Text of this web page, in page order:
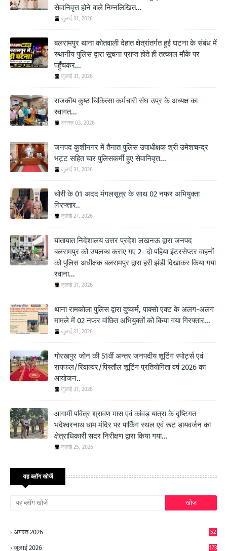
सेवानिवृत्त होने वाले निम्नलिखित...
जुलाई 31, 2026
बलरामपुर थाना कोतवाली देहात क्षेत्रांतर्गत हुई घटना के संबंध में
स्थानीय पुलिस द्वारा सूचना प्राप्त होते ही तत्काल मौके पर
पहुँचकर...
जुलाई 31, 2026
राजकीय कुष्ठ चिकित्सा कर्मचारी संघ उप्र के अध्यक्ष का
स्वागत...
अगस्त 03, 2026
जनपद कुशीनगर में तैनात पुलिस उपाधीक्षक श्री उमेशचन्द्र
भट्ट सहित चार पुलिसकर्मी हुए सेवानिवृत्त...
जुलाई 31, 2026
चोरी के 01 अदद मंगलसूत्र के साथ 02 नफर अभियुक्ता
गिरफ्तार..
जुलाई 27, 2026
यातायात निदेशालय उत्तर प्रदेश लखनऊ द्वारा जनपद
बलरामपुर को उपलब्ध कराए गए 2- दो पहिया इंटरसेप्टर वाहनों
को पुलिस अधीक्षक बलरामपुर द्वारा हरी झंडी दिखाकर किया गया
रवाना...
जुलाई 31, 2026
थाना रामकोला पुलिस द्वारा दुष्कर्म, पाक्सो एक्ट के अलग-अलग
मामले में 02 नफर वांछित अभियुक्तों को किया गया गिरफ्तार...
जुलाई 31, 2026
गोरखपुर जोन की 51वीं अन्तर जनपदीय शूटिंग स्पोर्ट्स एवं
रायफल/रिवाल्वर/पिस्तौल शूटिंग प्रतियोगिता वर्ष 2026 का
आयोजन..
जुलाई 31, 2026
आगामी पवित्र श्रावण मास एवं कांवड़ यात्रा के दृष्टिगत
भदेश्वरनाथ धाम मंदिर पर पार्किंग स्थल एवं रूट डायवर्जन का
क्षेत्राधिकारी सदर निरीक्षण द्वारा किया गया...
जुलाई 25, 2026
यह ब्लॉग खोजें
अगस्त 2026 52
जुलाई 2026 173